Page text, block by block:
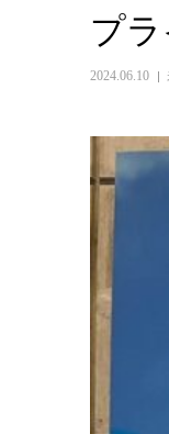
プ
2024.06.10